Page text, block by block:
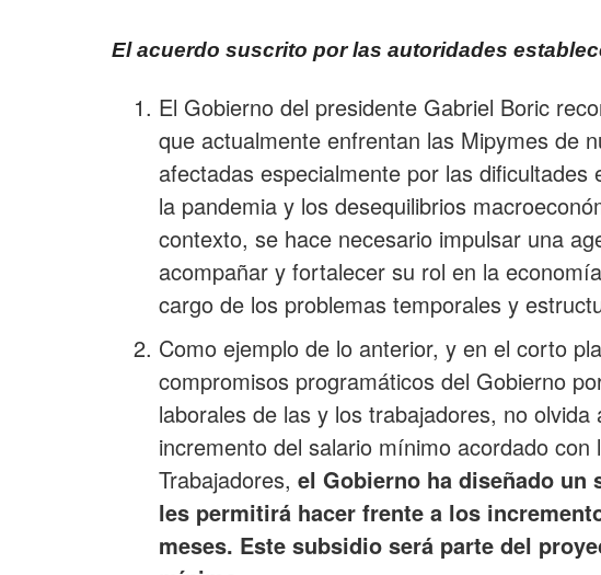
El acuerdo suscrito por las autoridades
El Gobierno del presidente Gabriel Boric
que actualmente enfrentan las Mipymes de
afectadas especialmente por las
la pandemia y los desequilibrios
contexto, se hace necesario impulsar una
acompañar y fortalecer su rol en la
cargo de los problemas temporales y
Como ejemplo de lo anterior, y en el corto
compromisos programáticos del Gobierno
laborales de las y los trabajadores, no
incremento del salario mínimo acordado con
Trabajadores, el Gobierno ha diseñado un
les permitirá hacer frente a los
meses. Este subsidio será parte del